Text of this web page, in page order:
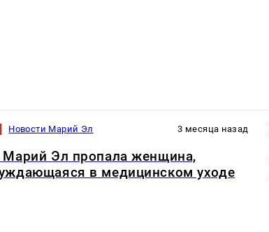
Новости Марий Эл 3 месяца назад
Марий Эл пропала женщина,
в медицинском уходе